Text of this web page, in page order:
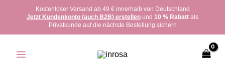
springen
Kostenloser Versand ab 49 € innerhalb von Deutschland
Jetzt Kundenkonto (auch B2B) erstellen und 10 % Rabatt als
Privatkunde auf die nächste Bestellung sichern